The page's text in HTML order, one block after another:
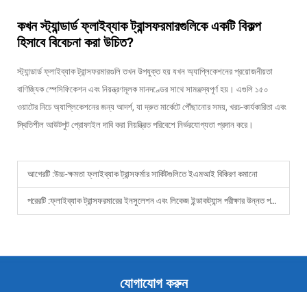
কখন স্ট্যান্ডার্ড ফ্লাইব্যাক ট্রান্সফরমারগুলিকে একটি বিকল্প
হিসাবে বিবেচনা করা উচিত?
স্ট্যান্ডার্ড ফ্লাইব্যাক ট্রান্সফরমারগুলি তখন উপযুক্ত হয় যখন অ্যাপ্লিকেশনের প্রয়োজনীয়তা
বাণিজ্যিক স্পেসিফিকেশন এবং নিয়ন্ত্রণমূলক মানদণ্ডের সাথে সামঞ্জস্যপূর্ণ হয়। এগুলি ১৫০
ওয়াটের নিচে অ্যাপ্লিকেশনের জন্য আদর্শ, যা দ্রুত মার্কেটে পৌঁছানোর সময়, খরচ-কার্যকারিতা এবং
স্থিতিশীল আউটপুট প্রোফাইল দাবি করা নিয়ন্ত্রিত পরিবেশে নির্ভরযোগ্যতা প্রদান করে।
আগেরটি :উচ্চ-ক্ষমতা ফ্লাইব্যাক ট্রান্সফর্মার সার্কিটগুলিতে ইএমআই বিকিরণ কমানো
পরেরটি :ফ্লাইব্যাক ট্রান্সফরমারের ইনসুলেশন এবং লিকেজ ইন্ডাকট্যান্স পরীক্ষার উন্নত পদ্ধতি
যোগাযোগ করুন